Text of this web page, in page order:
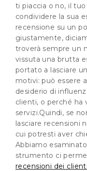
ti piaccia o no, il
condividere la sua
recensione su un
giustamente,
troverà sempre un
vissuta una brutta
portato a lasciare
motivi: può essere
desiderio di
clienti, o perché ha
servizi.Quindi, se
lasciare recensioni
cui potresti aver
Abbiamo
strumento ci
recensioni dei